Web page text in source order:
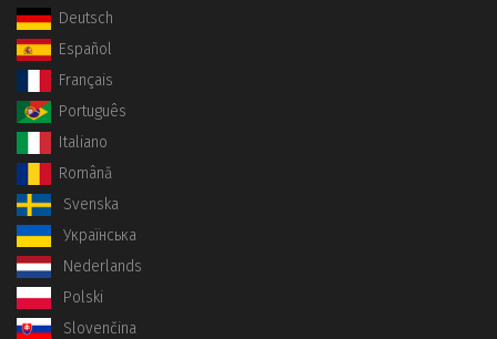
Deutsch
Español
Français
Português
Italiano
Română
Svenska
Українська
Nederlands
Polski
Slovenčina